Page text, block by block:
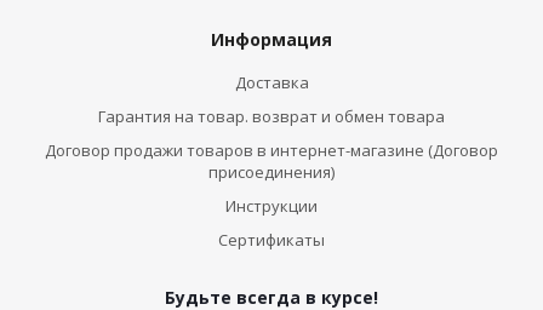
Информация
Доставка
Гарантия на товар. возврат и обмен товара
Договор продажи товаров в интернет-магазине (Договор
присоединения)
Инструкции
Сертификаты
Будьте всегда в курсе!